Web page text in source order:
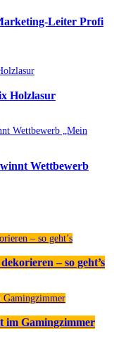
Leiter Profi
Holzlasur
Wettbewerb
– so geht’s
im Gamingzimmer